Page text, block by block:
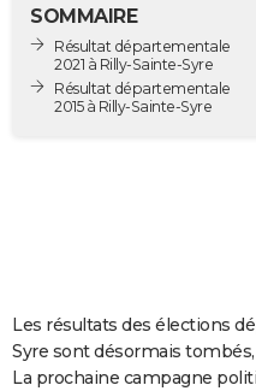
Destinations
City break
Voyage nature
Voyage de noces
Forum
Climat
GUIDES D'ACHAT
COPAINS D'AVANT
S'inscrire
Se connecter
Lycées
Collèges
Primaires
Universités
Entreprises
Service militaire
Avis de recherche
AVIS DE DÉCÈS
SOMMAIRE
Résultat départementale
2021 à Rilly-Sainte-Syre
Résultat départementale
2015 à Rilly-Sainte-Syre
Les résultats des élections
Syre sont désormais
La prochaine campagne